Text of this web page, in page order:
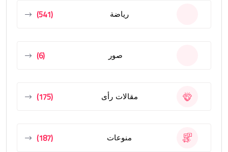
رياضة (541)
صور (6)
مقالات رأى (175)
منوعات (187)